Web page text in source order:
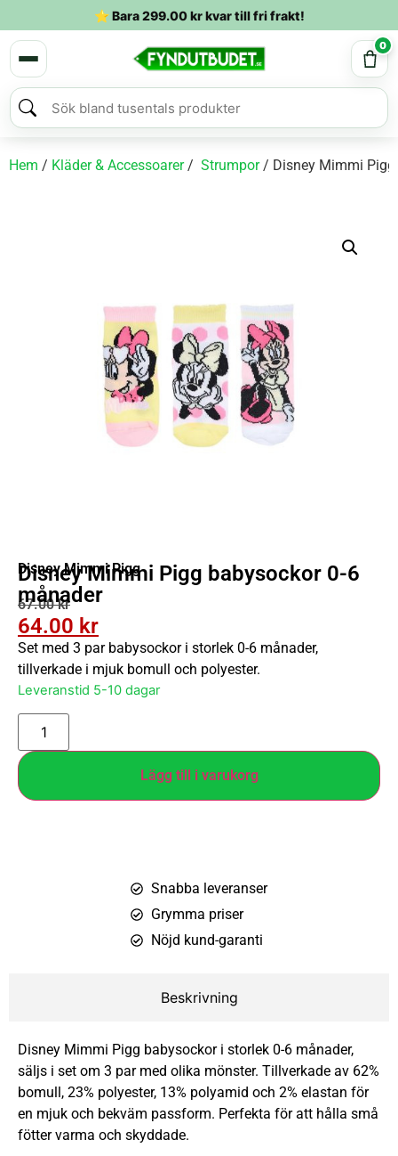
⭐ Bara299.00krkvar till fri frakt!
0
Hem / Kläder & Accessoarer/ Strumpor/ Disney Mimmi Pigg
Disney Mimmi Pigg
Disney Mimmi Pigg babysockor 0-6
månader
67.00kr
64.00 kr
Set med 3 par babysockor i storlek 0-6 månader,
tillverkade i mjuk bomull och polyester.
Leveranstid 5-10 dagar
Lägg till i varukorg
Snabba leveranser
Grymma priser
Nöjd kund-garanti
Beskrivning
Disney Mimmi Pigg babysockor i storlek 0-6 månader,
säljs i set om 3 par med olika mönster. Tillverkade av 62%
bomull, 23% polyester, 13% polyamid och 2% elastan för
en mjuk och bekväm passform. Perfekta för att hålla små
fötter varma och skyddade.